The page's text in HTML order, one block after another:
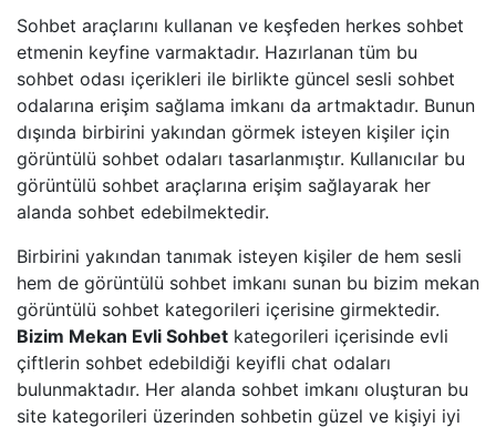
Sohbet araçlarını kullanan ve keşfeden herkes sohbet
etmenin keyfine varmaktadır. Hazırlanan tüm bu
sohbet odası içerikleri ile birlikte güncel sesli sohbet
odalarına erişim sağlama imkanı da artmaktadır. Bunun
dışında birbirini yakından görmek isteyen kişiler için
görüntülü sohbet odaları tasarlanmıştır. Kullanıcılar bu
görüntülü sohbet araçlarına erişim sağlayarak her
alanda sohbet edebilmektedir.
Birbirini yakından tanımak isteyen kişiler de hem sesli
hem de görüntülü sohbet imkanı sunan bu bizim mekan
görüntülü sohbet kategorileri içerisine girmektedir.
Bizim Mekan Evli Sohbet kategorileri içerisinde evli
çiftlerin sohbet edebildiği keyifli chat odaları
bulunmaktadır. Her alanda sohbet imkanı oluşturan bu
site kategorileri üzerinden sohbetin güzel ve kişiyi iyi